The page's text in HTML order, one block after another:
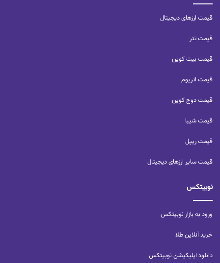
قیمت ارزهای دیجیتال
قیمت تتر
قیمت بیت کوین
قیمت اتریوم
قیمت دوج کوین
قیمت شیبا
قیمت ریپل
قیمت سایر ارزهای دیجیتال
نوبیتکس
ورود به بازار نوبیتکس
خرید آنلاین طلا
دانلود اپلیکیشن نوبیتکس